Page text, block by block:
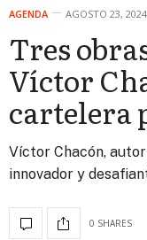
AGENDA AGOSTO 23, 2024
Tres
Víctor
cartelera
Víctor Chacón,
innovador y
0 SHARES